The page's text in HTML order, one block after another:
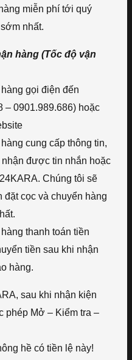
miễn phí tới quý
nhất.
hàng (Tốc độ vận
gọi điện đến
– 0901.989.686) hoặc
cung cấp thông tin,
được tin nhắn hoặc
Chúng tôi sẽ
cọc và chuyển hàng
thanh toán tiền
tiền sau khi nhận
hàng.
sau khi nhận kiện
phép Mở – Kiểm tra –
hề có tiền lệ này!